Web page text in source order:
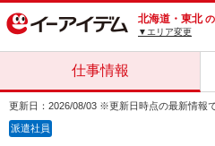
北海道・東北
▼エリア変更
仕事情報
更新日：2026/08/03 ※更新日時点の最新情報
派遣社員